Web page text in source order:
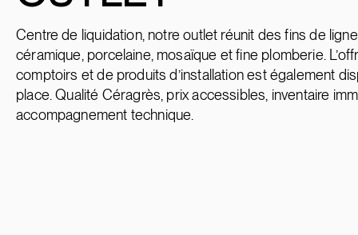
Centre de liquidation, notre outlet réunit des fins de
céramique, porcelaine, mosaïque et fine plomberie.
comptoirs et de produits d’installation est également
place. Qualité Céragrès, prix accessibles, inventaire
accompagnement technique.